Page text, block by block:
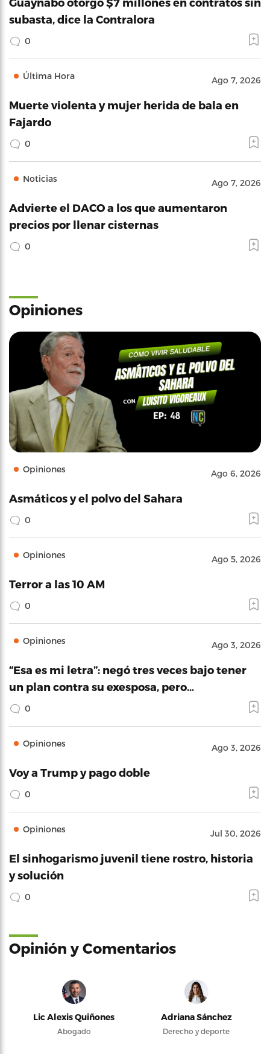
subasta, dice la Contralora
0
Última Hora Ago 7, 2026
Muerte violenta y mujer herida de bala en
Fajardo
0
Noticias Ago 7, 2026
Advierte el DACO a los que aumentaron
precios por llenar cisternas
0
Opiniones
Opiniones Ago 6, 2026
Asmáticos y el polvo del Sahara
0
Opiniones Ago 5, 2026
Terror a las 10 AM
0
Opiniones Ago 3, 2026
“Esa es mi letra”: negó tres veces bajo tener
un plan contra su exesposa, pero…
0
Opiniones Ago 3, 2026
Voy a Trump y pago doble
0
Opiniones Jul 30, 2026
El sinhogarismo juvenil tiene rostro, historia
y solución
0
Opinión y Comentarios
Lic Alexis Quiñones
Abogado
Adriana Sánchez
Derecho y deporte